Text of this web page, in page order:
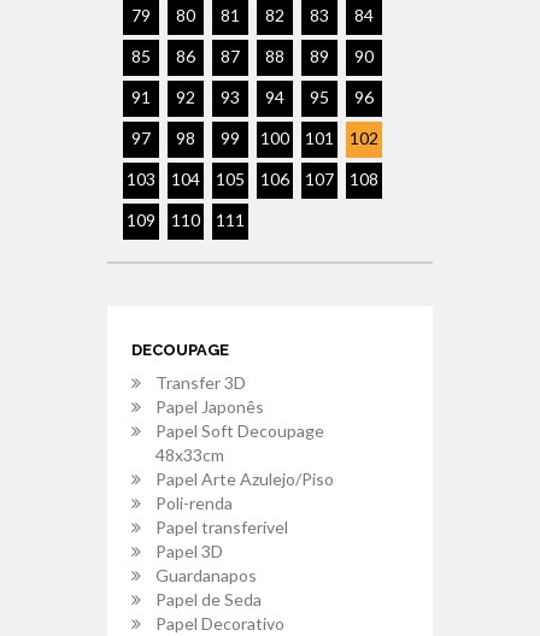
79
80 81 82 83
84
85
86 87 88 89
90
91
92 93 94 95
96
97
98 99 100 101
102
103
104 105 106 107
108
109
110 111
DECOUPAGE
Transfer 3D
Papel Japonês
Papel Soft Decoupage
48x33cm
Papel Arte Azulejo/Piso
Poli-renda
Papel transferível
Papel 3D
Guardanapos
Papel de Seda
Papel Decorativo